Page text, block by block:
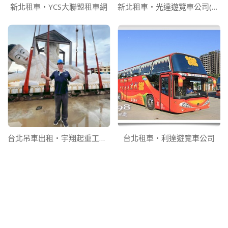
新北租車‧YCS大聯盟租車網 新北租車‧光達遊覽車公司(旅遊 住宿 團餐一 條龍)
台北吊車出租‧宇翔起重工程有限公司 台北租車‧利達遊覽車公司